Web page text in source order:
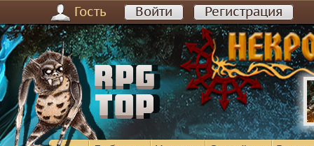
Гость Войти Регистрация